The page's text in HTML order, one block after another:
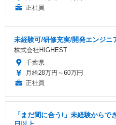
正社員
未経験可/研修充実/開発エンジニ
株式会社HIGHEST
千葉県
月給28万円～60万円
正社員
「まだ間に合う!」未経験から